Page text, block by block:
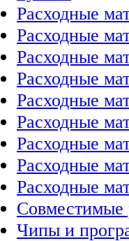
Расходные
Расходные
Расходные
Расходные
Расходные
Расходные
Расходные
Расходные
Расходные
Совместимые
Чипы и